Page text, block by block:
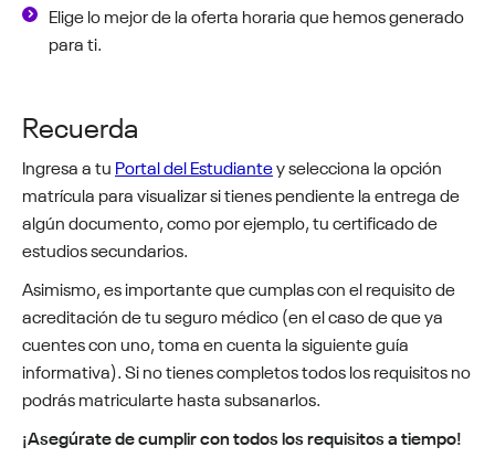
Elige lo mejor de la oferta horaria que hemos generado
para ti.
Recuerda
Ingresa a tu Portal del Estudiantey selecciona la opción
matrícula para visualizar si tienes pendiente la entrega de
algún documento, como por ejemplo, tu certificado de
estudios secundarios.
Asimismo, es importante que cumplas con el requisito de
acreditación de tu seguro médico (en el caso de que ya
cuentes con uno, toma en cuenta la siguiente guía
informativa). Si no tienes completos todos los requisitos no
podrás matricularte hasta subsanarlos.
¡Asegúrate de cumplir con todos los requisitos a tiempo!